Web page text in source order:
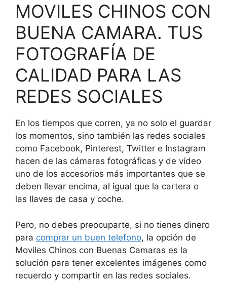
MOVILES CHINOS CON
BUENA CAMARA. TUS
FOTOGRAFÍA DE
CALIDAD PARA LAS
REDES SOCIALES
En los tiempos que corren, ya no solo el guardar
los momentos, sino también las redes sociales
como Facebook, Pinterest, Twitter e Instagram
hacen de las cámaras fotográficas y de vídeo
uno de los accesorios más importantes que se
deben llevar encima, al igual que la cartera o
las llaves de casa y coche.
Pero, no debes preocuparte, si no tienes dinero
para comprar un buen telefono, la opción de
Moviles Chinos con Buenas Camaras es la
solución para tener excelentes imágenes como
recuerdo y compartir en las redes sociales.